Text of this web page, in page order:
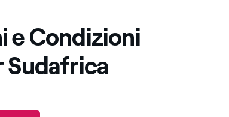
e Condizioni
Sudafrica